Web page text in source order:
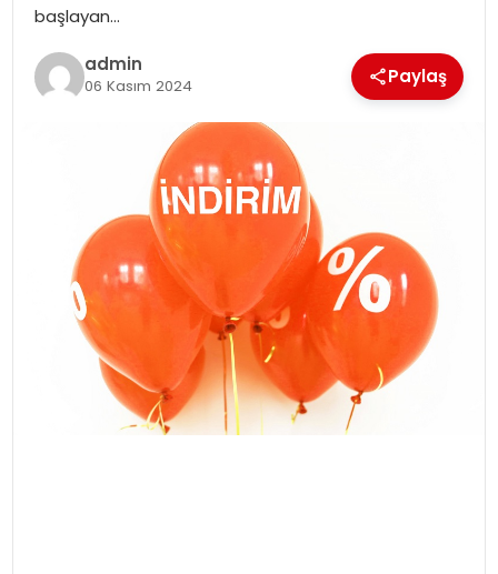
SOSYAL HABER
başlayan…
admin
06 Kasım 2024 Paylaş